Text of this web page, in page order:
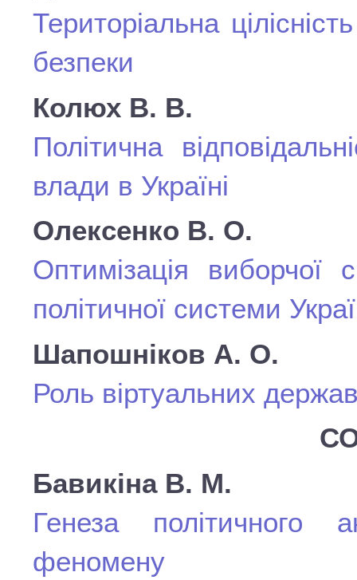
Територіальна
безпеки
Колюх В. В.
Політична
влади в Україні
Олексенко В. О.
Оптимізація виборчої
політичної системи
Шапошніков А. О.
Роль віртуальних
Бавикіна В. М.
Генеза політичного
феномену